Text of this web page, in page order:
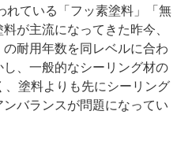
れている「フッ素塗料」「無
が主流になってきた昨今、
の耐用年数を同レベルに合わ
、一般的なシーリング材の
塗料よりも先にシーリング
バランスが問題になってい